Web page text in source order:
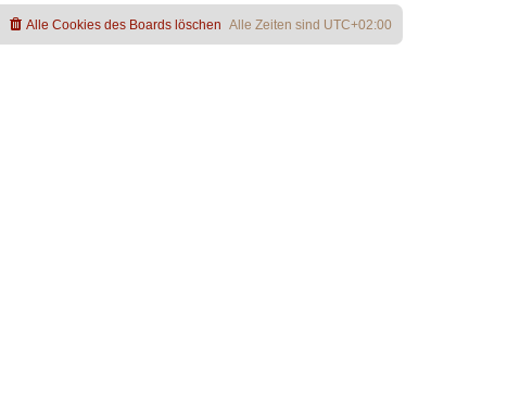
Alle Zeiten sind UTC+02:00
Alle Cookies des Boards löschen